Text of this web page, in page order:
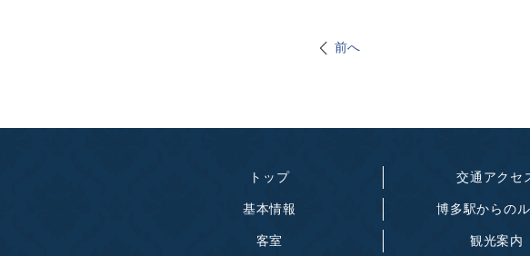
前へ
トップ
基本情報
客室
交通アクセ
博多駅からの
観光案内